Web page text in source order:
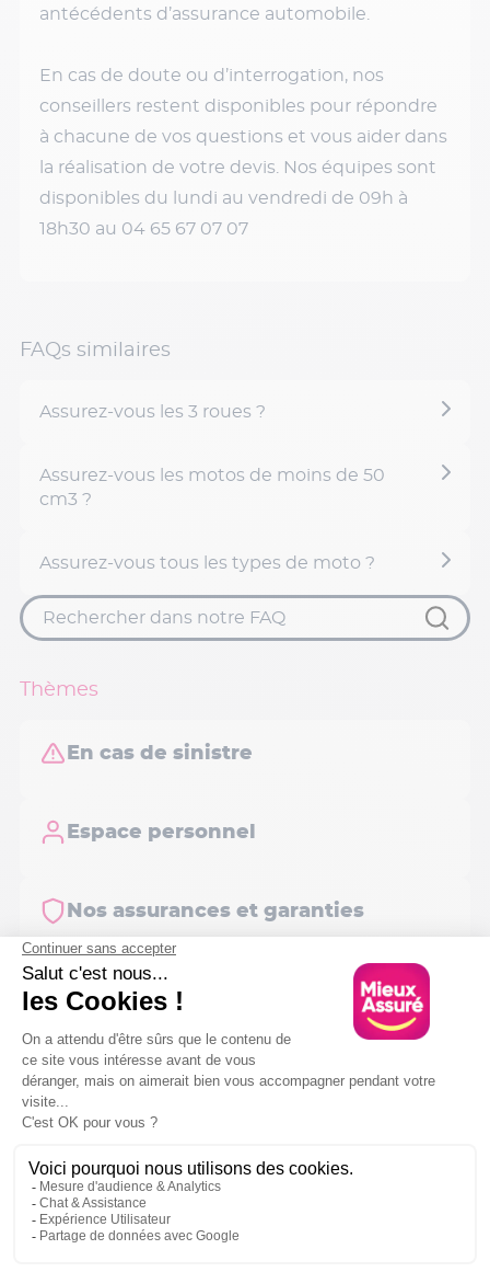
antécédents d’assurance automobile.
En cas de doute ou d’interrogation, nos
conseillers restent disponibles pour répondre
à chacune de vos questions et vous aider dans
la réalisation de votre devis. Nos équipes sont
disponibles du lundi au vendredi de 09h à
18h30 au 04 65 67 07 07
FAQs similaires
Assurez-vous les 3 roues ?
Assurez-vous les motos de moins de 50
cm3 ?
Assurez-vous tous les types de moto ?
Thèmes
En cas de sinistre
Espace personnel
Nos assurances et garanties
Programme de parrainage
Souscription
Tout sur l'assurance
Votre contrat